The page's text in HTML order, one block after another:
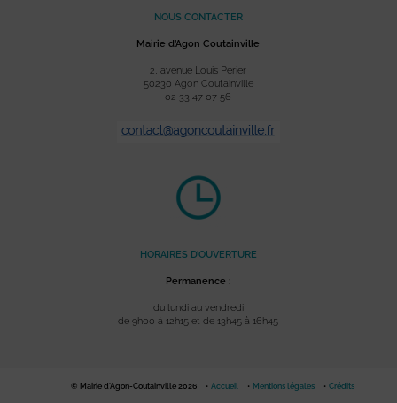
NOUS CONTACTER
Mairie d’Agon Coutainville
2, avenue Louis Périer
50230 Agon Coutainville
02 33 47 07 56
HORAIRES D’OUVERTURE
Permanence :
du lundi au vendredi
de 9h00 à 12h15 et de 13h45 à 16h45
© Mairie d'Agon-Coutainville 2026 Accueil Mentions légales Crédits